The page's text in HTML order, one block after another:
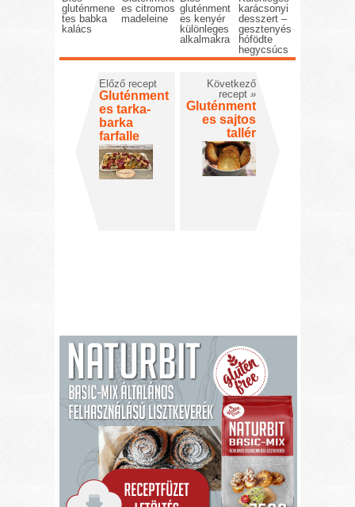
gluténmene
tes babka
kalács
es citromos
madeleine
gluténment
es kenyér
különleges
alkalmakra
karácsonyi
desszert –
gesztenyés
hófödte
hegycsúcs
Előző recept
Gluténment
es tarka-
barka
farfalle
Következő
recept »
Gluténment
es sajtos
tallér